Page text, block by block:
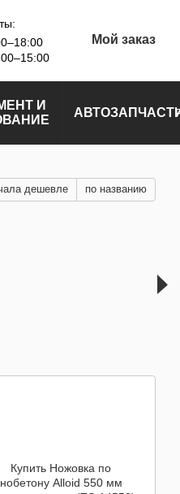
Мой заказ
И
дешевле по названию